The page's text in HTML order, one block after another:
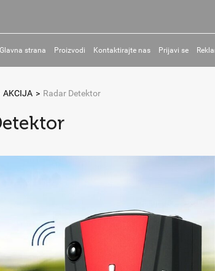
Glavna strana Proizvodi Kontaktirajte nas Prijavi se
AKCIJA > Radar Detektor